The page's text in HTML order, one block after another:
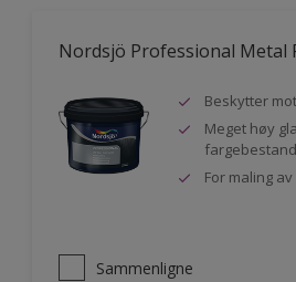
Nordsjö Professional Metal
Beskytter
Meget høy
For maling
Sammenligne